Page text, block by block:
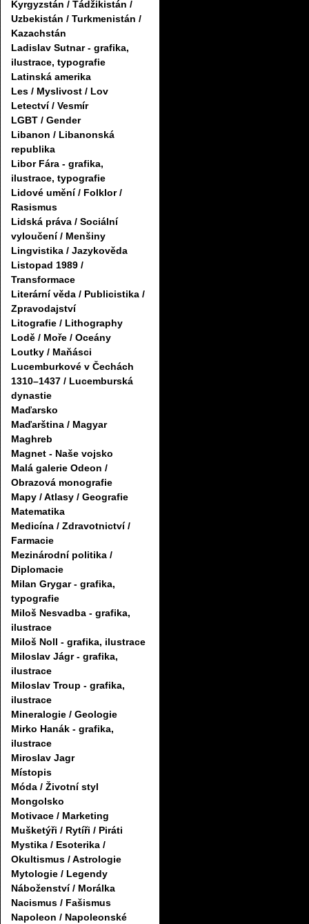
Kyrgyzstán / Tádžikistán /
Uzbekistán / Turkmenistán /
Kazachstán
Ladislav Sutnar - grafika,
ilustrace, typografie
Latinská amerika
Les / Myslivost / Lov
Letectví / Vesmír
LGBT / Gender
Libanon / Libanonská
republika
Libor Fára - grafika,
ilustrace, typografie
Lidové umění / Folklor /
Rasismus
Lidská práva / Sociální
vyloučení / Menšiny
Lingvistika / Jazykověda
Listopad 1989 /
Transformace
Literární věda / Publicistika /
Zpravodajství
Litografie / Lithography
Lodě / Moře / Oceány
Loutky / Maňásci
Lucemburkové v Čechách
1310–1437 / Lucemburská
dynastie
Maďarsko
Maďarština / Magyar
Maghreb
Magnet - Naše vojsko
Malá galerie Odeon /
Obrazová monografie
Mapy / Atlasy / Geografie
Matematika
Medicína / Zdravotnictví /
Farmacie
Mezinárodní politika /
Diplomacie
Milan Grygar - grafika,
typografie
Miloš Nesvadba - grafika,
ilustrace
Miloš Noll - grafika, ilustrace
Miloslav Jágr - grafika,
ilustrace
Miloslav Troup - grafika,
ilustrace
Mineralogie / Geologie
Mirko Hanák - grafika,
ilustrace
Miroslav Jagr
Místopis
Móda / Životní styl
Mongolsko
Motivace / Marketing
Mušketýři / Rytíři / Piráti
Mystika / Esoterika /
Okultismus / Astrologie
Mytologie / Legendy
Náboženství / Morálka
Nacismus / Fašismus
Napoleon / Napoleonské